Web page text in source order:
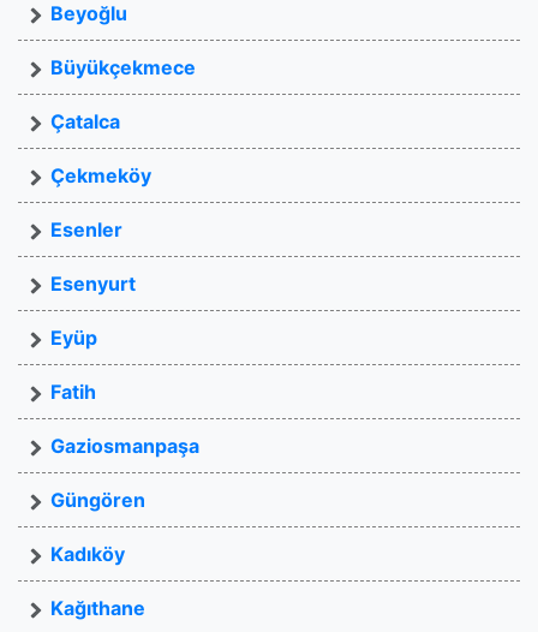
Beyoğlu
Büyükçekmece
Çatalca
Çekmeköy
Esenler
Esenyurt
Eyüp
Fatih
Gaziosmanpaşa
Güngören
Kadıköy
Kağıthane